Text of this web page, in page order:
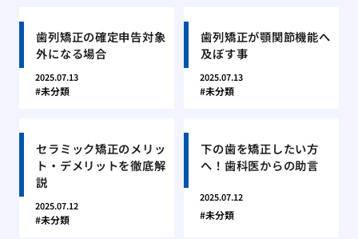
歯列矯正の確定申告対象
外になる場合
2025.07.13
未分類
歯列矯正が顎関節機能へ
及ぼす事
2025.07.13
未分類
セラミック矯正のメリッ
ト・デメリットを徹底解
説
2025.07.12
未分類
下の歯を矯正したい方
へ！歯科医からの助言
2025.07.12
未分類